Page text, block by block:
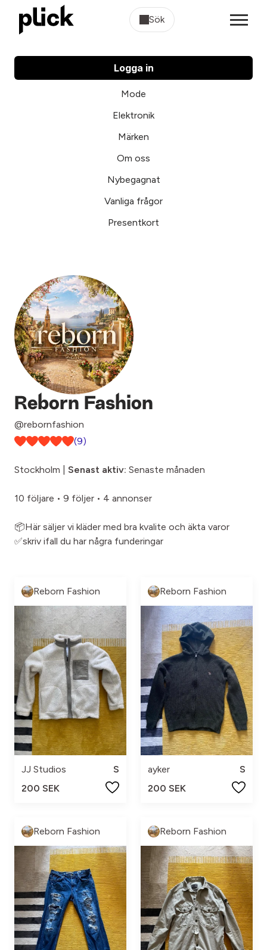
Sök
Logga in
Mode
Elektronik
Märken
Om oss
Nybegagnat
Vanliga frågor
Presentkort
Reborn Fashion
@rebornfashion
(9)
Stockholm | Senast aktiv: Senaste månaden
10 följare • 9 följer • 4 annonser
📦Här säljer vi kläder med bra kvalite och äkta varor
✅skriv ifall du har några funderingar
Reborn Fashion
JJ Studios
S
200 SEK
Reborn Fashion
ayker
S
200 SEK
Reborn Fashion Reborn Fashion